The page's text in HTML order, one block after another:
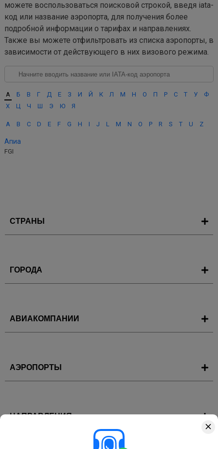
можете воспользоваться поисковой строкой, введя iata-
код или название аэропорта, для получения более
подробной информации о тарифах и направлениях.
Также вы можете отфильтровать из списка аэропорты, в
зависимости от действующего в них визового режима.
А Б В Г Д Е З И Й К Л М Н О П Р С Т У
Ф
Х
Ц Ч Ш Э Ю Я
A B C D E F G H I J L M N O P R S T U Z
Апиа
FGI
СТРАНЫ
ГОРОДА
АВИАКОМПАНИИ
АЭРОПОРТЫ
НАПРАВЛЕНИЯ